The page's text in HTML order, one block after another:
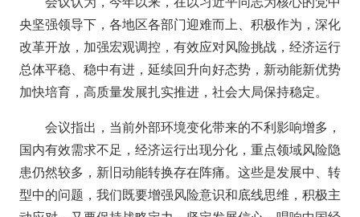
央坚强领导下，各地区各部门迎难而上、积极作为，深化
改革开放，加强宏观调控，有效应对风险挑战，经济运行
总体平稳、稳中有进，延续回升向好态势，新动能新优势
加快培育，高质量发展扎实推进，社会大局保持稳定。
会议指出，当前外部环境变化带来的不利影响增多，
国内有效需求不足，经济运行出现分化，重点领域风险隐
患仍然较多，新旧动能转换存在阵痛。这些是发展中、转
型中的问题，我们既要增强风险意识和底线思维，积极主